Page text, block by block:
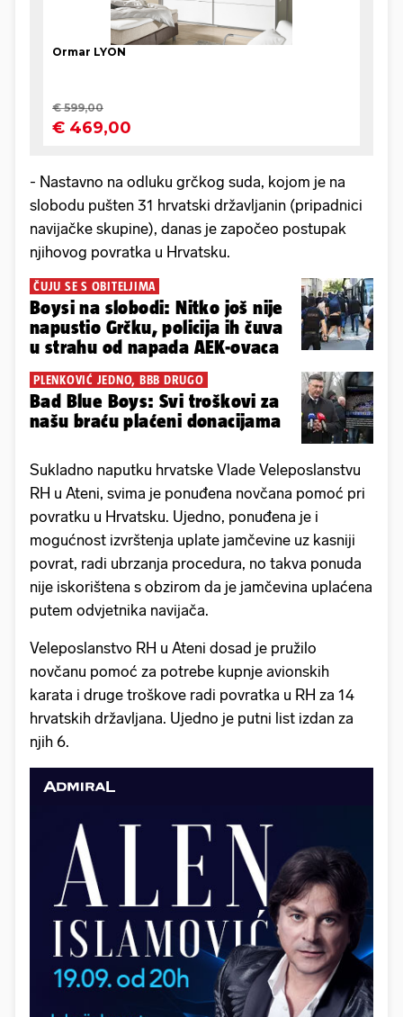
- Nastavno na odluku grčkog suda, kojom je na
slobodu pušten 31 hrvatski državljanin (pripadnici
navijačke skupine), danas je započeo postupak
njihovog povratka u Hrvatsku.
ČUJU SE S OBITELJIMA
Boysi na slobodi: Nitko još nije
napustio Grčku, policija ih čuva
u strahu od napada AEK-ovaca
PLENKOVIĆ JEDNO, BBB DRUGO
Bad Blue Boys: Svi troškovi za
našu braću plaćeni donacijama
Sukladno naputku hrvatske Vlade Veleposlanstvu
RH u Ateni, svima je ponuđena novčana pomoć pri
povratku u Hrvatsku. Ujedno, ponuđena je i
mogućnost izvrštenja uplate jamčevine uz kasniji
povrat, radi ubrzanja procedura, no takva ponuda
nije iskorištena s obzirom da je jamčevina uplaćena
putem odvjetnika navijača.
Veleposlanstvo RH u Ateni dosad je pružilo
novčanu pomoć za potrebe kupnje avionskih
karata i druge troškove radi povratka u RH za 14
hrvatskih državljana. Ujedno je putni list izdan za
njih 6.